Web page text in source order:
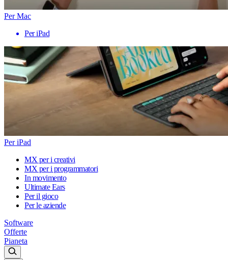
Per Mac
Per iPad
Per iPad
MX per i creativi
MX per i programmatori
In movimento
Ultimate Ears
Per il gioco
Per le aziende
Software
Offerte
Pianeta